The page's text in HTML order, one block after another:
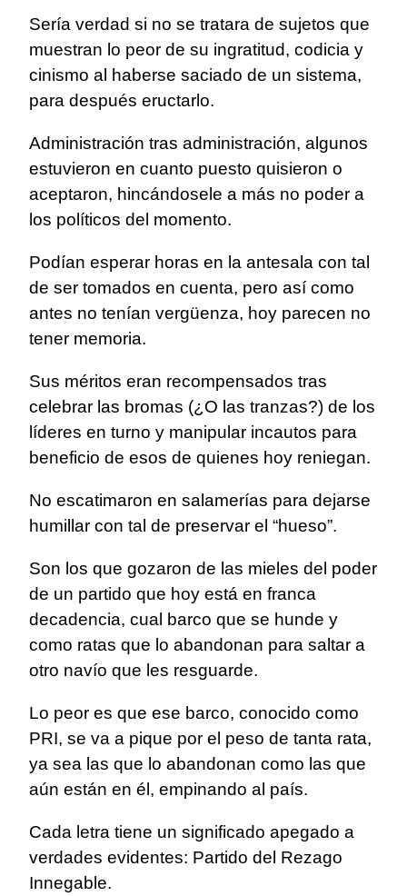
Sería verdad si no se tratara de sujetos que
muestran lo peor de su ingratitud, codicia y
cinismo al haberse saciado de un sistema,
para después eructarlo.
Administración tras administración, algunos
estuvieron en cuanto puesto quisieron o
aceptaron, hincándosele a más no poder a
los políticos del momento.
Podían esperar horas en la antesala con tal
de ser tomados en cuenta, pero así como
antes no tenían vergüenza, hoy parecen no
tener memoria.
Sus méritos eran recompensados tras
celebrar las bromas (¿O las tranzas?) de los
líderes en turno y manipular incautos para
beneficio de esos de quienes hoy reniegan.
No escatimaron en salamerías para dejarse
humillar con tal de preservar el “hueso”.
Son los que gozaron de las mieles del poder
de un partido que hoy está en franca
decadencia, cual barco que se hunde y
como ratas que lo abandonan para saltar a
otro navío que les resguarde.
Lo peor es que ese barco, conocido como
PRI, se va a pique por el peso de tanta rata,
ya sea las que lo abandonan como las que
aún están en él, empinando al país.
Cada letra tiene un significado apegado a
verdades evidentes: Partido del Rezago
Innegable.